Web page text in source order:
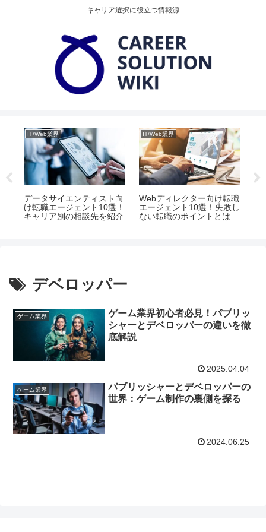
キャリア選択に役立つ情報源
IT/Web業界
データサイエンティスト向
け転職エージェント10選！
キャリア別の相談先を紹介
IT/Web業界
Webディレクター向け転職
エージェント10選！失敗し
ない転職のポイントとは
デベロッパー
ゲーム業界
ゲーム業界初心者必見！パブリッ
シャーとデベロッパーの違いを徹
底解説
2025.04.04
ゲーム業界
パブリッシャーとデベロッパーの
世界：ゲーム制作の裏側を探る
2024.06.25